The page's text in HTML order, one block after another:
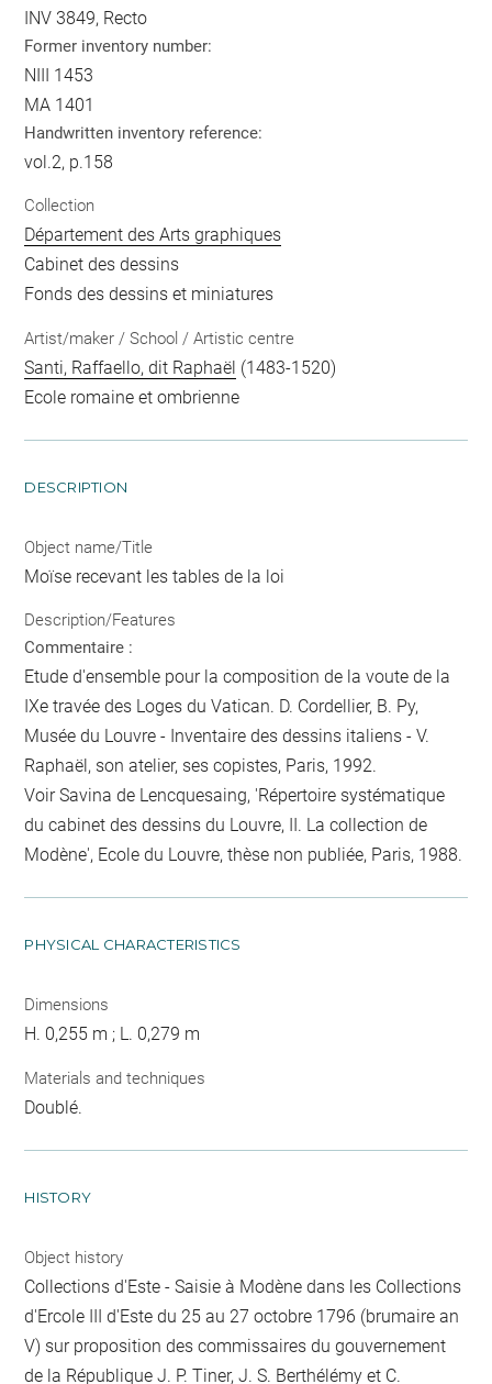
INV 3849, Recto
Former inventory number:
NIII 1453
MA 1401
Handwritten inventory reference:
vol.2, p.158
Collection
Département des Arts graphiques
Cabinet des dessins
Fonds des dessins et miniatures
Artist/maker / School / Artistic centre
Santi, Raffaello, dit Raphaël (1483-1520)
Ecole romaine et ombrienne
DESCRIPTION
Object name/Title
Moïse recevant les tables de la loi
Description/Features
Commentaire :
Etude d'ensemble pour la composition de la voute de la
IXe travée des Loges du Vatican. D. Cordellier, B. Py,
Musée du Louvre - Inventaire des dessins italiens - V.
Raphaël, son atelier, ses copistes, Paris, 1992.
Voir Savina de Lencquesaing, 'Répertoire systématique
du cabinet des dessins du Louvre, II. La collection de
Modène', Ecole du Louvre, thèse non publiée, Paris, 1988.
PHYSICAL CHARACTERISTICS
Dimensions
H. 0,255 m ; L. 0,279 m
Materials and techniques
Doublé.
HISTORY
Object history
Collections d'Este - Saisie à Modène dans les Collections
d'Ercole III d'Este du 25 au 27 octobre 1796 (brumaire an
V) sur proposition des commissaires du gouvernement
de la République J. P. Tiner, J. S. Berthélémy et C.